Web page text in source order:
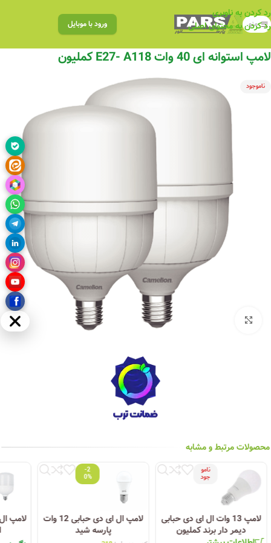
رد کردن به ناوبری
رد کردن به محتوای اصلی
منو ورود با موبایل
لامپ استوانه ای 40 وات E27- A118 کملیون
ناموجود
محصولات مرتبط و مشابه
نامو
جود
لامپ 13 وات ال ای دی حبابی
دیمر دار برند کملیون
-2
0%
لامپ ال ای دی حبابی 12 وات
پارسه شید